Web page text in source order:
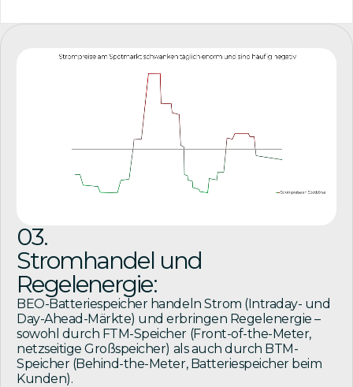
03.
Stromhandel und
Regelenergie:
BEO-Batteriespeicher handeln Strom (Intraday- und
Day-Ahead-Märkte) und erbringen Regelenergie –
sowohl durch FTM-Speicher (Front-of-the-Meter,
netzseitige Großspeicher) als auch durch BTM-
Speicher (Behind-the-Meter, Batteriespeicher beim
Kunden).